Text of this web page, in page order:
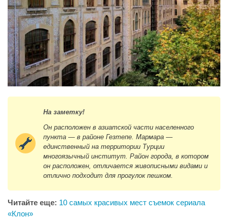
На заметку!
Он расположен в азиатской части населенного
пункта — в районе Гезтепе. Мармара —
единственный на территории Турции
многоязычный институт. Район города, в котором
он расположен, отличается живописными видами и
отлично подходит для прогулок пешком.
Читайте еще: 10 самых красивых мест съемок сериала
«Клон»